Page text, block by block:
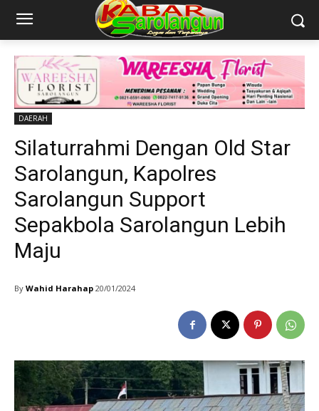
DAERAH
Silaturrahmi Dengan Old Star
Sarolangun, Kapolres
Sarolangun Support
Sepakbola Sarolangun Lebih
Maju
By Wahid Harahap 20/01/2024